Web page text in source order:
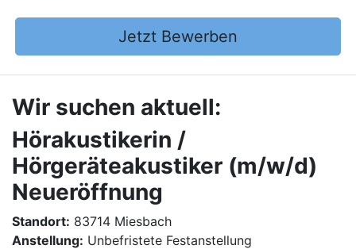
Jetzt Bewerben
Wir suchen aktuell:
Hörakustikerin /
Hörgeräteakustiker (m/w/d)
Neueröffnung
Standort: 83714 Miesbach
Anstellung: Unbefristete Festanstellung